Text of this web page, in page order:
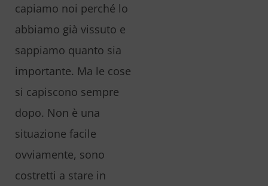
capiamo noi perché lo
abbiamo già vissuto e
sappiamo quanto sia
importante. Ma le cose
si capiscono sempre
dopo. Non è una
situazione facile
ovviamente, sono
costretti a stare in